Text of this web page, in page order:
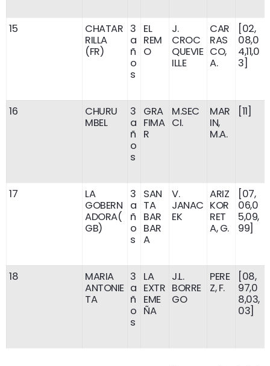
15
CHATAR
RILLA
(FR)
3
a
ñ
o
s
EL
REM
O
J.
CROC
QUEVIE
ILLE
CAR
RAS
CO,
A.
[02,
08,0
4,11,0
3]
16
CHURU
MBEL
3
a
ñ
o
s
GRA
FIMA
R
M.SEC
CI.
MAR
IN,
M.A.
[11]
17
LA
GOBERN
ADORA(
GB)
3
a
ñ
o
s
SAN
TA
BAR
BAR
A
V.
JANAC
EK
ARIZ
KOR
RET
A, G.
[07,
06,0
5,09,
99]
18
MARIA
ANTONIE
TA
3
a
ñ
o
s
LA
EXTR
EME
ÑA
J.L.
BORRE
GO
PERE
Z, F.
[08,
97,0
8,03,
03]